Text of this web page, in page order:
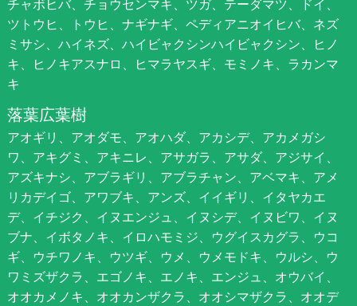
チャボヒバ、チョウセンマキ、ツガ、テーダマツ、ドイ、
ツトウヒ、トウヒ、ナギナギ、ペディアニオイヒバ、ネズ
ミサシ、ハイネズ、ハイビャクシンハイビャクシン、ヒノ
キ、ヒノキアスナロ、ヒマラヤスギ、モミノキ、ラカンマ
キ
落葉広葉樹
アオギリ、アオダモ、アオハダ、アカシデ、アカメガシ
ワ、アキグミ、アキニレ、アサガラ、アサダ、アジサイ、
アズキナシ、アブラギリ、アブラチャン、アベマキ、アメ
リカデイゴ、アワブキ、アンズ、イイギリ、イタヤカエ
デ、イチジク、イヌエンジュ、イヌシデ、イヌビワ、イヌ
ブナ、イボタノキ、イロハモミジ、ウグイスカグラ、ウコ
ギ、ウチワノキ、ウツギ、ウメ、ウメモドキ、ウルシ、ウ
ワミズザクラ、エゴノキ、エノキ、エンジュ、オウバイ、
オオカメノキ、オオカンザクラ、オオシマザクラ、オオデ